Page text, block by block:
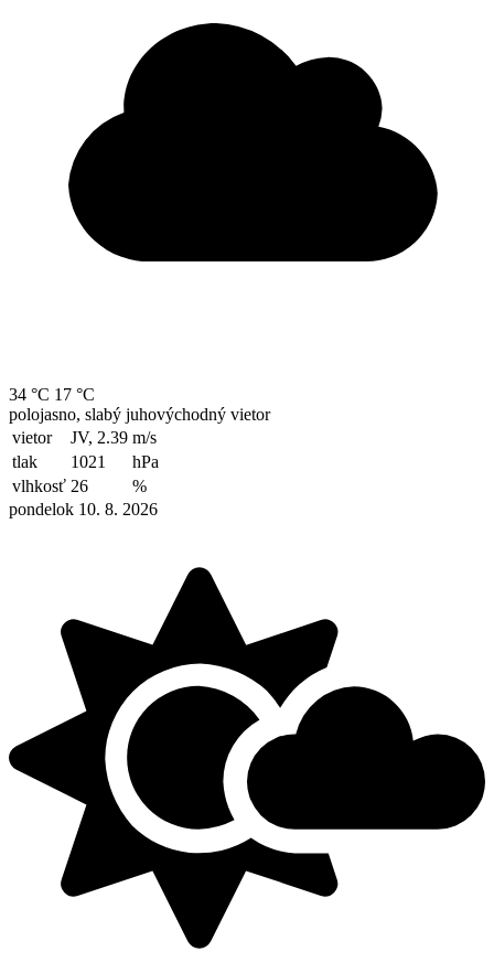
34 °C 17 °C
polojasno, slabý juhovýchodný vietor
vietor
JV, 2.39 m/s
tlak
1021
hPa
vlhkosť 26
%
pondelok 10. 8. 2026